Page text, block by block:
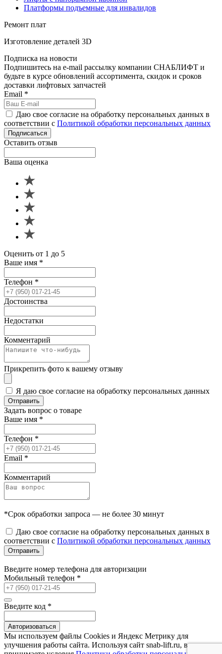
Платформы подъемные для инвалидов
Ремонт плат
Изготовление деталей 3D
Подписка на новости
Подпишитесь на e-mail рассылку компании СНАБЛИФТ и
будьте в курсе обновлений ассортимента, скидок и сроков
доставки лифтовых запчастей
Email *
Даю свое согласие на обработку персональных данных в
соответствии с Политикой обработки персональных данных
Подписаться
Оставить отзыв
Ваша оценка
Оценить от 1 до 5
Ваше имя *
Телефон *
Достоинства
Недостатки
Комментарий
Прикрепить фото к вашему отзыву
Я даю свое согласие на обработку персональных данных
Отправить
Задать вопрос о товаре
Ваше имя *
Телефон *
Email *
Комментарий
*Срок обработки запроса — не более 30 минут
Даю свое согласие на обработку персональных данных в
соответствии с Политикой обработки персональных данных
Отправить
Введите номер телефона для авторизации
Мобильный телефон *
Введите код *
Авторизоваться
Мы используем файлы Сookies и Яндекс Метрику для
улучшения работы сайта. Используя сайт snab-lift.ru, вы